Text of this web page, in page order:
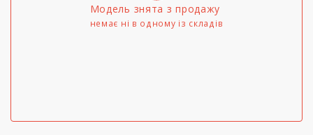
Модель знята з продажу
немає ні в одному iз складів